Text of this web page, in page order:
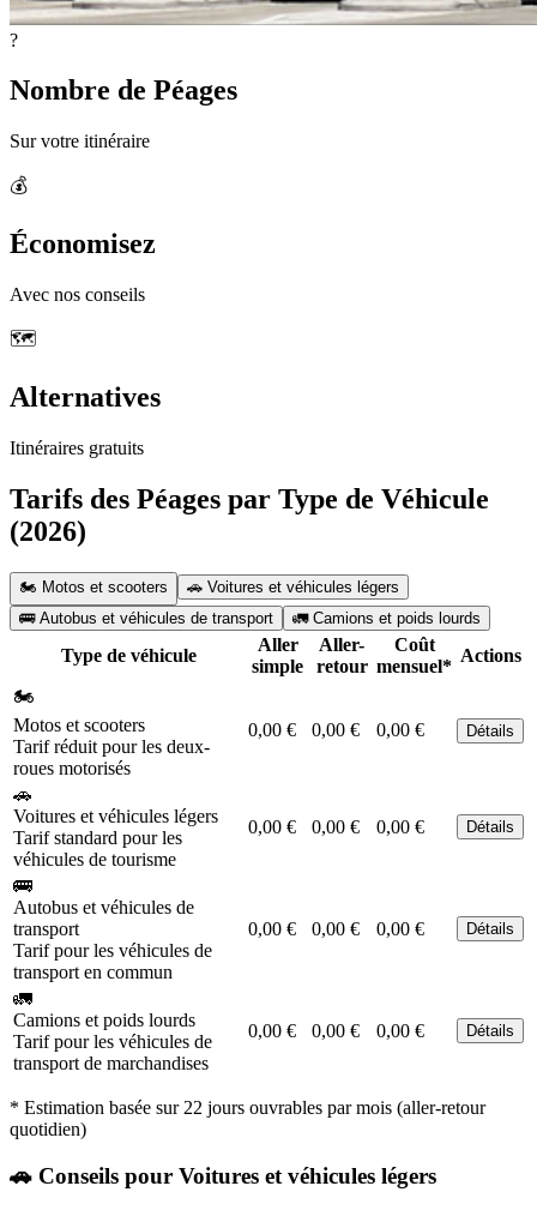
?
Nombre de Péages
Sur votre itinéraire
💰
Économisez
Avec nos conseils
🗺️
Alternatives
Itinéraires gratuits
Tarifs des Péages par Type de Véhicule
(2026)
🏍️ Motos et scooters
🚗 Voitures et véhicules légers
🚌 Autobus et véhicules de transport
🚛 Camions et poids lourds
Type de véhicule
Aller
simple
Aller-
retour
Coût
mensuel*
Actions
🏍️
Motos et scooters
Tarif réduit pour les deux-
roues motorisés
0,00 € 0,00 € 0,00 € Détails
🚗
Voitures et véhicules légers
Tarif standard pour les
véhicules de tourisme
0,00 € 0,00 € 0,00 € Détails
🚌
Autobus et véhicules de
transport
Tarif pour les véhicules de
transport en commun
0,00 € 0,00 € 0,00 € Détails
🚛
Camions et poids lourds
Tarif pour les véhicules de
transport de marchandises
0,00 € 0,00 € 0,00 € Détails
* Estimation basée sur 22 jours ouvrables par mois (aller-retour
quotidien)
🚗 Conseils pour Voitures et véhicules légers